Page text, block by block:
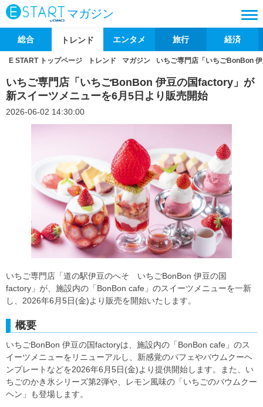
マガジン
総合 トレンド エンタメ 旅行 経済
E START トップページ トレンド マガジン いちご専門店「いちごBonBon
いちご専門店「いちごBonBon 伊豆の国factory」が
新スイーツメニューを6月5日より販売開始
2026-06-02 14:30:00
いちご専門店「道の駅伊豆のへそ いちごBonBon 伊豆の国
factory」が、施設内の「BonBon cafe」のスイーツメニューを一新
し、2026年6月5日(金)より販売を開始いたします。
概要
いちごBonBon 伊豆の国factoryは、施設内の「BonBon cafe」のス
イーツメニューをリニューアルし、新感覚のパフェやバウムクーヘ
ンプレートなどを2026年6月5日(金)より提供開始します。また、い
ちごのかき氷シリーズ第2弾や、レモン風味の「いちごのバウムクー
ヘン」も登場します。